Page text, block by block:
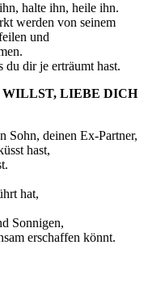
halte ihn, heile ihn.
werden von seinem
und
du dir je erträumt hast.
LIEBE DICH
Sohn, deinen Ex-Partner,
hast,
hat,
Sonnigen,
erschaffen könnt.